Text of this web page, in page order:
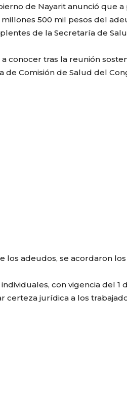
de Nayarit anunció que
millones 500 mil pesos del
de la Secretaría de
a conocer tras la reunión
de Comisión de Salud del
los adeudos, se acordaron
con vigencia del 1
certeza jurídica a los